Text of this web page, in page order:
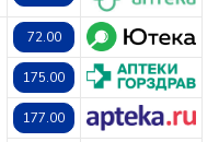
72.00
175.00
177.00